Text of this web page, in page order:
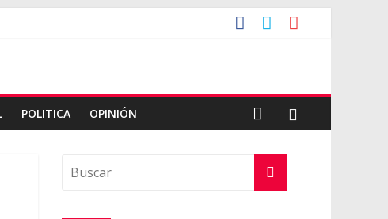
POLITICA OPINIÓN